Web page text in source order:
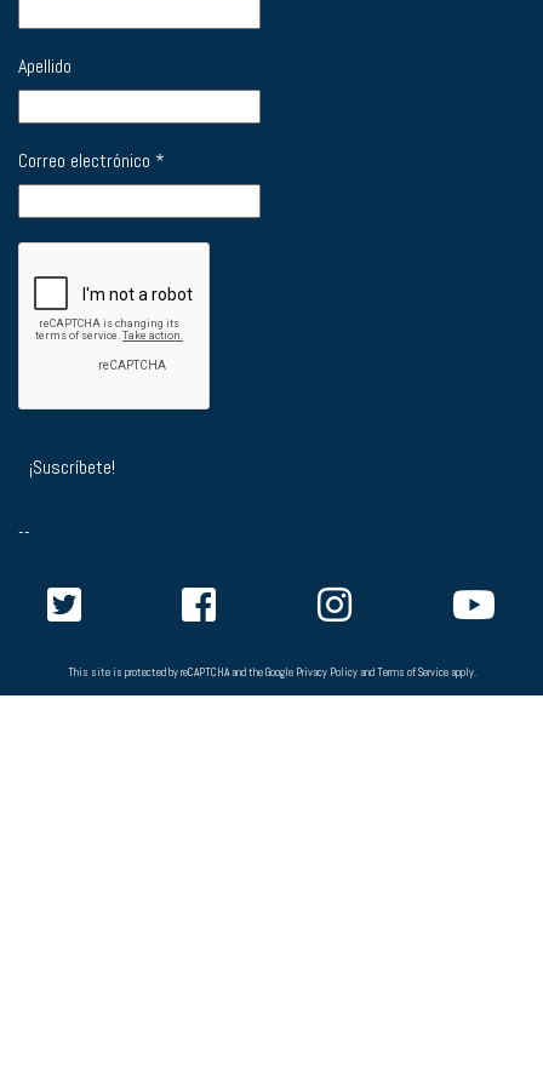
Apellido
Correo electrónico *
--
This site is protected by reCAPTCHA and the Google Privacy PolicyandTerms of Serviceapply.